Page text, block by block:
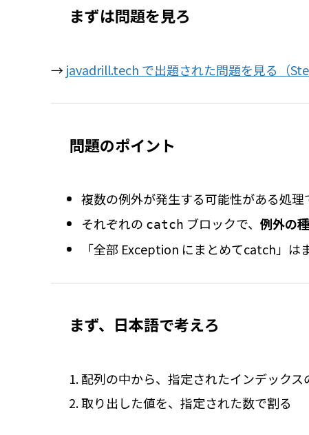
まずは問題を見ろ
→javadrill.tech で出題された問題を見る（
問題のポイント
複数の例外が発生する可能性がある処理
それぞれの catch ブロックで、 例外の
「全部 Exception にまとめてcatch」は
まず、日本語で考えろ
配列の中から、指定されたインデックス
取り出した値を、指定された数で割る